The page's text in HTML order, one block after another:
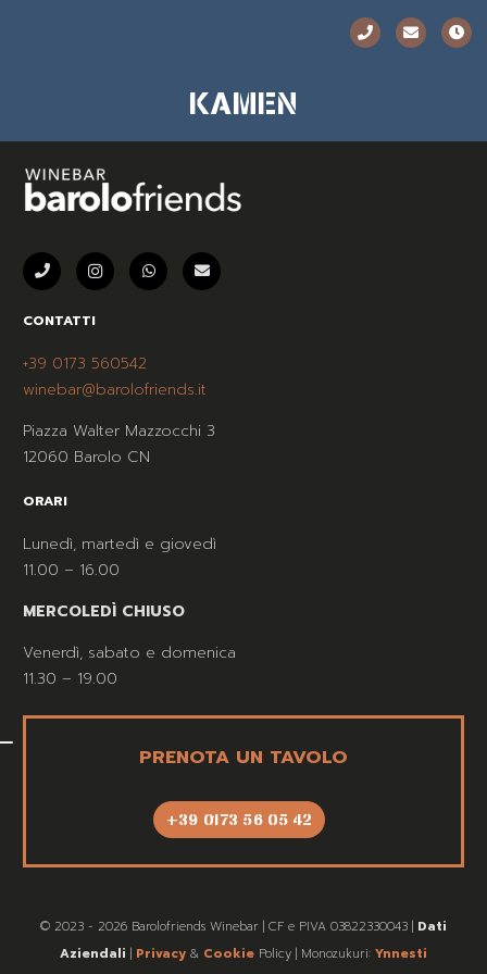
KAMEN
CONTATTI
+39 0173 560542
winebar@barolofriends.it
Piazza Walter Mazzocchi 3
12060 Barolo CN
ORARI
Lunedì, martedì e giovedì
11.00 – 16.00
MERCOLEDÌ CHIUSO
Venerdì, sabato e domenica
11.30 – 19.00
PRENOTA UN TAVOLO
+39 0173 56 05 42
© 2023 - 2026 Barolofriends Winebar | CF e PIVA 03822330043 | Dati
Aziendali | Privacy & Cookie Policy | Monozukuri: Ynnesti